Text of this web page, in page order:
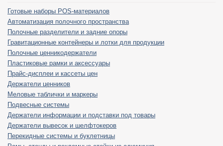
Готовые наборы POS-материалов
Автоматизация полочного пространства
Полочные разделители и задние опоры
Гравитационные контейнеры и лотки для продукции
Полочные ценникодержатели
Пластиковые рамки и аксессуары
Прайс-дисплеи и кассеты цен
Держатели ценников
Меловые таблички и маркеры
Подвесные системы
Держатели информации и подставки под товары
Держатели вывесок и шелфтокеров
Перекидные системы и буклетницы